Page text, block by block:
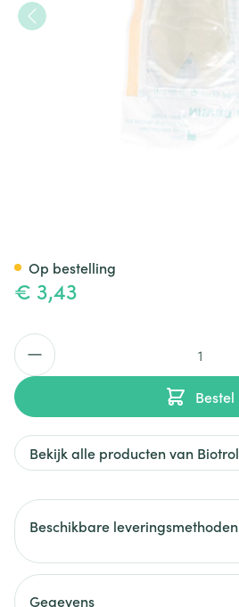
€ 3,43
Aantal
Bestel
Op bestelling
Bekijk alle producten van Biotrol
Beschikbare leveringsmethoden
Gegevens